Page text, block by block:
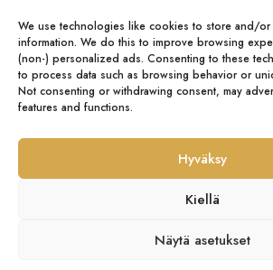
We use technologies like cookies to store and/or
information. We do this to improve browsing
(non-) personalized ads. Consenting to these
to process data such as browsing behavior or
Not consenting or withdrawing consent, may
features and functions.
Hyväksy
Kiellä
Näytä asetukset
kokeneen tekijän vastaan lämmöllä.
”Kun itse tulin yritykseen 5 vuotta
Helena Riihitupa Oy:llä jo töissä. Opin
tästä alasta, ja on ihana saada hänet nyt
© Helena Riihitupa Oy.
Nimi / Yritys(Pakollinen)
Sähköposti
(Pakollinen)